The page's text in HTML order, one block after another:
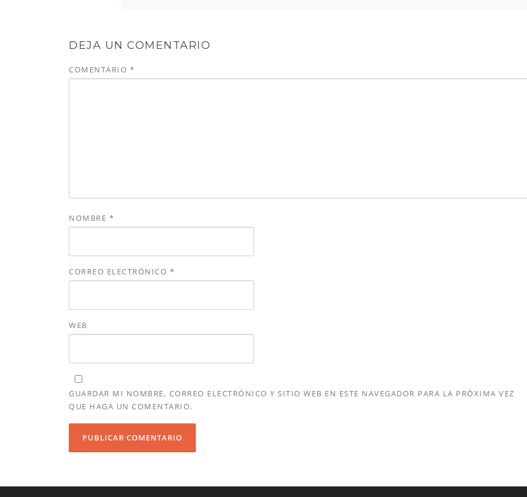
DEJA UN COMENTARIO
COMENTARIO *
NOMBRE *
CORREO ELECTRÓNICO *
WEB
GUARDAR MI NOMBRE, CORREO ELECTRÓNICO Y SITIO WEB EN ESTE NAVEGADOR PARA LA PRÓXIMA VEZ
QUE HAGA UN COMENTARIO.